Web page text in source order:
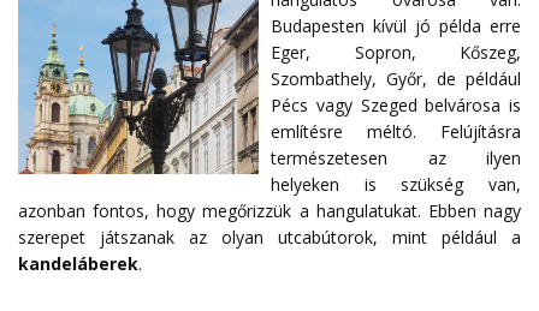
Budapesten kívül jó példa erre
Eger, Sopron, Kőszeg,
Szombathely, Győr, de például
Pécs vagy Szeged belvárosa is
említésre méltó. Felújításra
természetesen az ilyen
helyeken is szükség van,
azonban fontos, hogy megőrizzük a hangulatukat. Ebben nagy
szerepet játszanak az olyan utcabútorok, mint például a
kandeláberek.